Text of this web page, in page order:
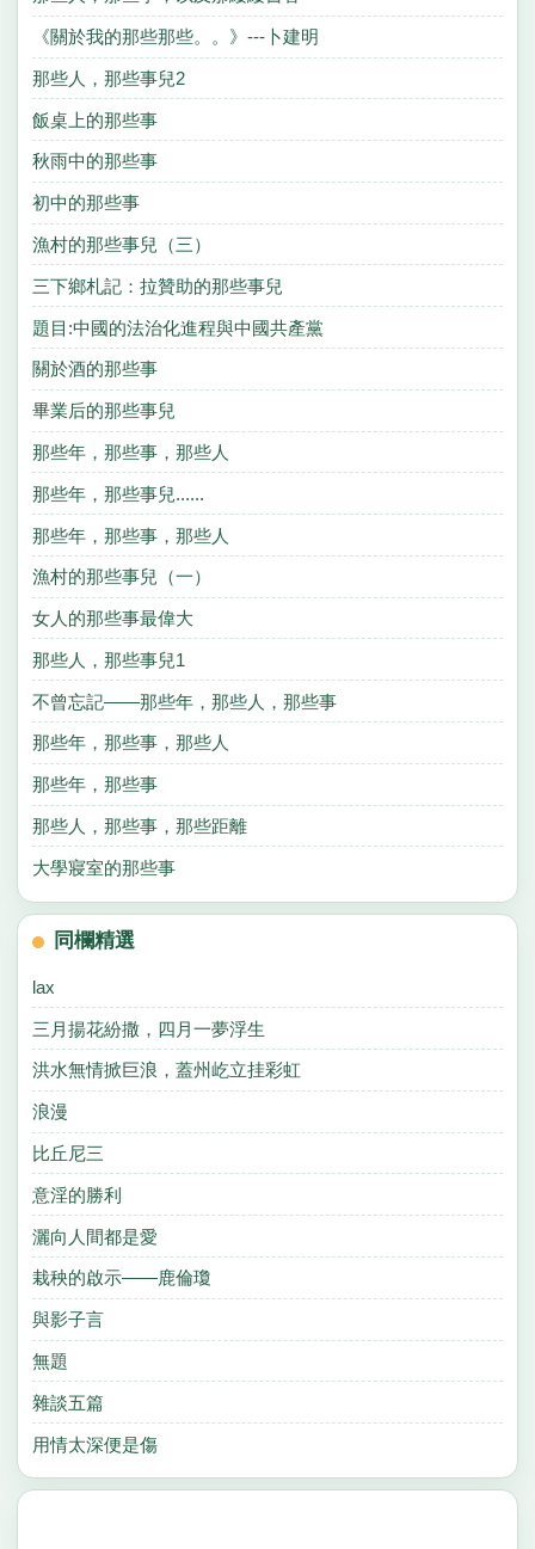
《關於我的那些那些。。》---卜建明
那些人，那些事兒2
飯桌上的那些事
秋雨中的那些事
初中的那些事
漁村的那些事兒（三）
三下鄉札記：拉贊助的那些事兒
題目:中國的法治化進程與中國共產黨
關於酒的那些事
畢業后的那些事兒
那些年，那些事，那些人
那些年，那些事兒......
那些年，那些事，那些人
漁村的那些事兒（一）
女人的那些事最偉大
那些人，那些事兒1
不曾忘記——那些年，那些人，那些事
那些年，那些事，那些人
那些年，那些事
那些人，那些事，那些距離
大學寢室的那些事
同欄精選
lax
三月揚花紛撒，四月一夢浮生
洪水無情掀巨浪，蓋州屹立挂彩虹
浪漫
比丘尼三
意淫的勝利
灑向人間都是愛
栽秧的啟示——鹿倫瓊
與影子言
無題
雜談五篇
用情太深便是傷